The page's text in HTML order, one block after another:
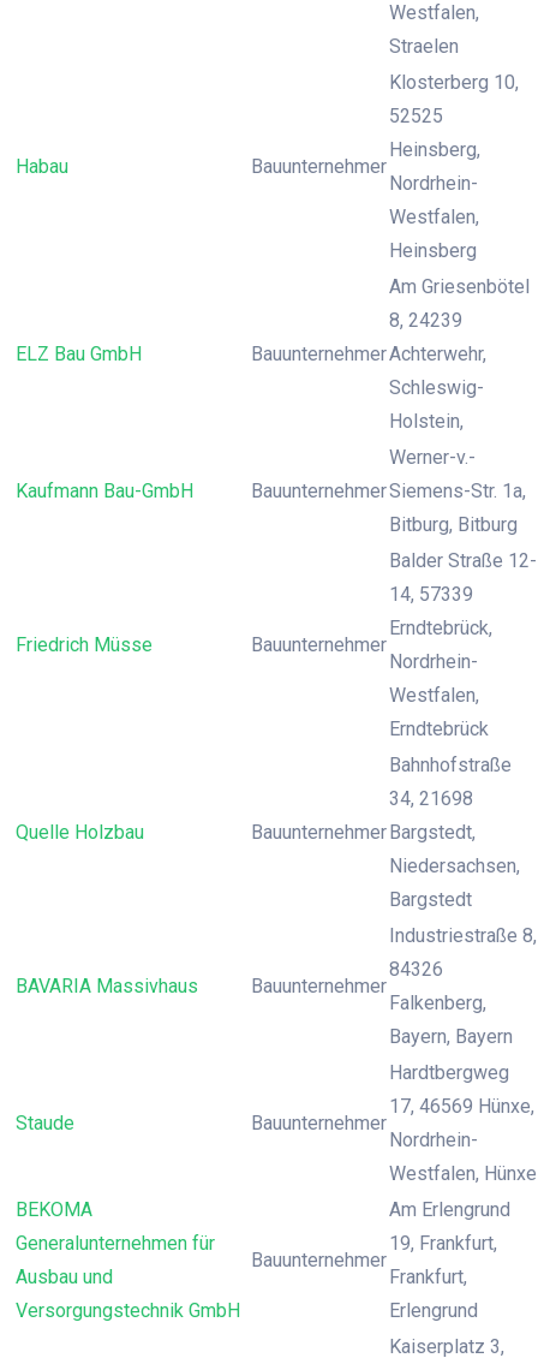
Westfalen,
Straelen
Habau Bauunternehmer
Klosterberg 10,
52525
Heinsberg,
Nordrhein-
Westfalen,
Heinsberg
ELZ Bau GmbH Bauunternehmer
Am Griesenbötel
8, 24239
Achterwehr,
Schleswig-
Holstein,
Kaufmann Bau-GmbH Bauunternehmer
Werner-v.-
Siemens-Str. 1a,
Bitburg, Bitburg
Friedrich Müsse Bauunternehmer
Balder Straße 12-
14, 57339
Erndtebrück,
Nordrhein-
Westfalen,
Erndtebrück
Quelle Holzbau Bauunternehmer
Bahnhofstraße
34, 21698
Bargstedt,
Niedersachsen,
Bargstedt
BAVARIA Massivhaus Bauunternehmer
Industriestraße 8,
84326
Falkenberg,
Bayern, Bayern
Staude Bauunternehmer
Hardtbergweg
17, 46569 Hünxe,
Nordrhein-
Westfalen, Hünxe
BEKOMA
Generalunternehmen für
Ausbau und
Versorgungstechnik GmbH
Bauunternehmer
Am Erlengrund
19, Frankfurt,
Frankfurt,
Erlengrund
Kaiserplatz 3,